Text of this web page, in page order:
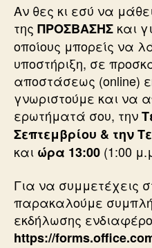
Αν θες κι εσύ να
της ΠΡΟΣΒΑΣΗΣ και
οποίους μπορείς να
υποστήριξη, σε
αποστάσεως (online)
γνωριστούμε και να
ερωτήματά σου, την
Σεπτεμβρίου & την
και ώρα 13:00 (1:00
Για να συμμετέχεις
παρακαλούμε
εκδήλωσης
https://